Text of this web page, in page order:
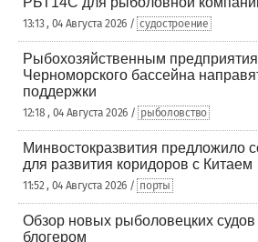
13:13 , 04 Августа 2026 / судостроение
Рыбохозяйственным
Черноморского бассейна
поддержки
12:18 , 04 Августа 2026 / рыболовство
Минвостокразвития предложило
для развития коридоров с Китаем
11:52 , 04 Августа 2026 / порты
Обзор новых рыболовецких
блогером